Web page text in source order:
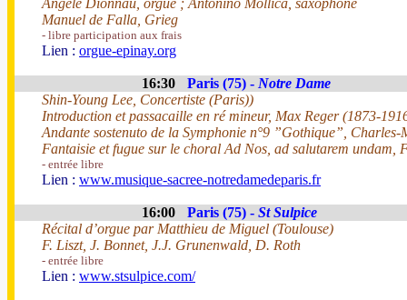
Angèle Dionnau, orgue ; Antonino Mollica, saxophone
Manuel de Falla, Grieg
- libre participation aux frais
Lien : orgue-epinay.org
16:30 Paris (75) - Notre Dame
Shin-Young Lee, Concertiste (Paris))
Introduction et passacaille en ré mineur, Max Reger (1873-
Andante sostenuto de la Symphonie n°9 ”Gothique”,
Fantaisie et fugue sur le choral Ad Nos, ad salutarem undam,
- entrée libre
Lien : www.musique-sacree-notredamedeparis.fr
16:00 Paris (75) - St Sulpice
Récital d’orgue par Matthieu de Miguel (Toulouse)
F. Liszt, J. Bonnet, J.J. Grunenwald, D. Roth
- entrée libre
Lien : www.stsulpice.com/